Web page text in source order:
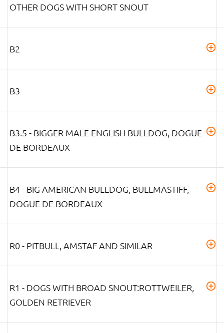
OTHER DOGS WITH SHORT SNOUT
B2
B3
B3.5 - BIGGER MALE ENGLISH BULLDOG, DOGUE
DE BORDEAUX
B4 - BIG AMERICAN BULLDOG, BULLMASTIFF,
DOGUE DE BORDEAUX
R0 - PITBULL, AMSTAF AND SIMILAR
R1 - DOGS WITH BROAD SNOUT:ROTTWEILER,
GOLDEN RETRIEVER